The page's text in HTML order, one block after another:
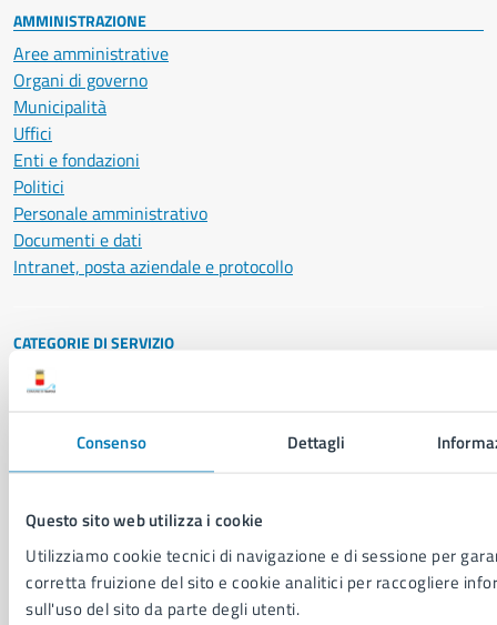
Consenso Dettagli
Questo sito web utilizza i cookie
Utilizziamo cookie tecnici di navigazione e di sessione per
corretta fruizione del sito e cookie analitici per raccogliere
sull'uso del sito da parte degli utenti.
AMMINISTRAZIONE
Aree amministrative
Organi di governo
Municipalità
Uffici
Enti e fondazioni
Politici
Personale amministrativo
Documenti e dati
Intranet, posta aziendale e protocollo
CATEGORIE DI SERVIZIO
Ambiente
Anagrafe e stato civile
Cultura e tempo libero
Documenti e certificati
Educazione e formazione
Giustizia e sicurezza pubblica
Imprese e commercio
Salute, benessere e assistenza
Servizi Cimiteriali